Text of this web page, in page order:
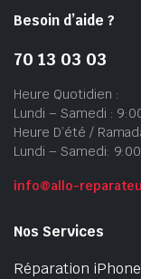
Besoin d’aide ?
70 13 03 03
Heure Quotidien :
Lundi – Samedi :
Heure D’été /
Lundi – Samedi:
info@allo-
Nos Services
Réparation iPhone